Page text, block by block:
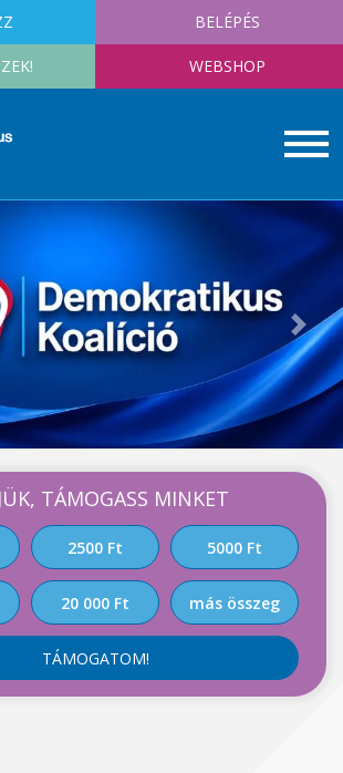
BELÉPÉS
WEBSHOP
Next
TÁMOGASS MINKET
2500 Ft 5000 Ft
20 000 Ft más összeg
TÁMOGATOM!